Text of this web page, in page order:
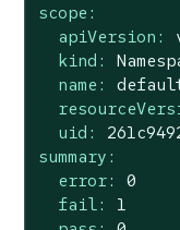
scope:
apiVersion:
kind:
name:
uid:
summary:
error:
0
fail:
1